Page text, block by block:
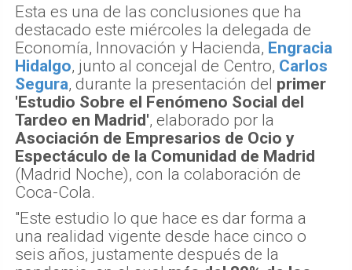
Esta es una de las conclusiones que ha
destacado este miércoles la delegada de
Economía, Innovación y Hacienda, Engracia
Hidalgo, junto al concejal de Centro, Carlos
Segura, durante la presentación del primer
'Estudio Sobre el Fenómeno Social del
Tardeo en Madrid', elaborado por la
Asociación de Empresarios de Ocio y
Espectáculo de la Comunidad de Madrid
(Madrid Noche), con la colaboración de
Coca-Cola.
"Este estudio lo que hace es dar forma a
una realidad vigente desde hace cinco o
seis años, justamente después de la